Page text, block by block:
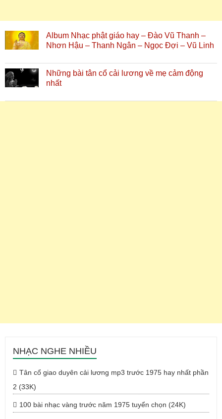
Album Nhạc phật giáo hay – Đào Vũ Thanh –
Nhơn Hậu – Thanh Ngân – Ngọc Đợi – Vũ Linh
Những bài tân cổ cải lương về mẹ cảm động
nhất
NHẠC NGHE NHIỀU
Tân cổ giao duyên cải lương mp3 trước 1975 hay nhất phần
2 (33K)
100 bài nhạc vàng trước năm 1975 tuyển chọn (24K)